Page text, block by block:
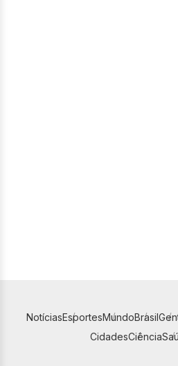
NotíciasEsportesMundoBrasil
CidadesCiência